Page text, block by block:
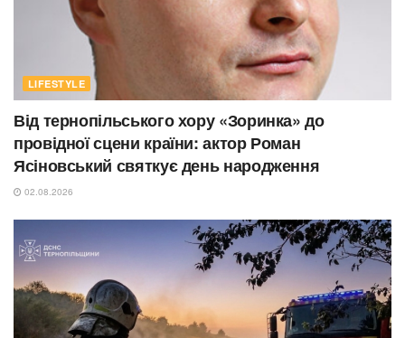
LIFESTYLE
Від тернопільського хору «Зоринка» до
провідної сцени країни: актор Роман
Ясіновський святкує день народження
02.08.2026